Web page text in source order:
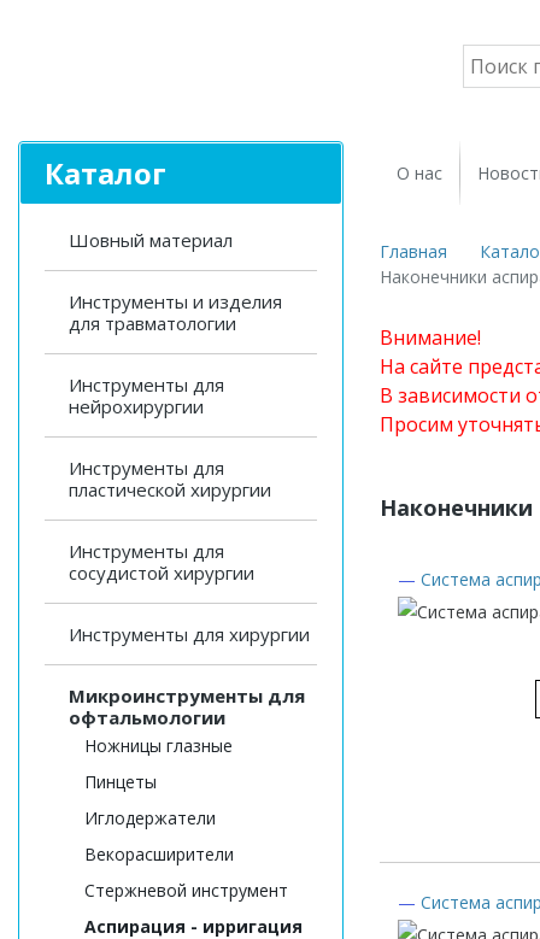
Каталог
Шовный материал
Инструменты и изделия
для травматологии
Инструменты для
нейрохирургии
Инструменты для
пластической хирургии
Инструменты для
сосудистой хирургии
Инструменты для хирургии
Микроинструменты для
офтальмологии
Ножницы глазные
Пинцеты
Иглодержатели
Векорасширители
Стержневой инструмент
Аспирация - ирригация
О нас
Главная
Наконечники
Внимание!
На сайте
В зависимости
Просим
— Система
— Система